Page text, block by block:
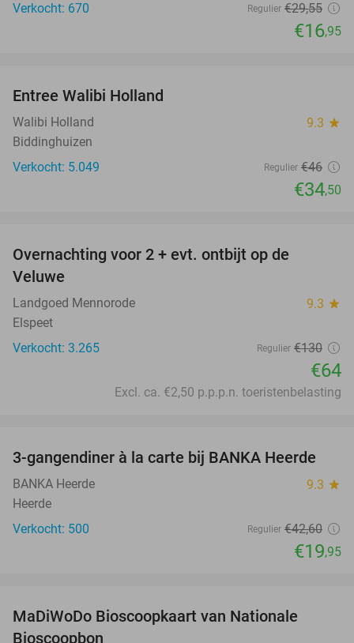
Verkocht: 670
Regulier €29,55
€16,95
Entree Walibi Holland
Walibi Holland 9.3 star
Biddinghuizen
Verkocht: 5.049
Regulier €46
€34,50
Overnachting voor 2 + evt. ontbijt op de
Veluwe
Landgoed Mennorode 9.3 star
Elspeet
Verkocht: 3.265
Regulier €130
€64
Excl. ca. €2,50 p.p.p.n. toeristenbelasting
53%
3-gangendiner à la carte bij BANKA Heerde
BANKA Heerde 9.3 star
Heerde
Verkocht: 500
Regulier €42,60
€19,95
MaDiWoDo Bioscoopkaart van Nationale
Bioscoopbon